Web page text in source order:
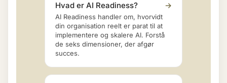
Hvad er AI Readiness? →
AI Readiness handler om, hvorvidt
din organisation reelt er parat til at
implementere og skalere AI. Forstå
de seks dimensioner, der afgør
succes.